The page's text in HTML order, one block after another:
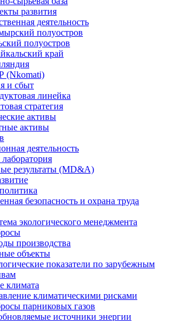
развития
деятельность
полуостров
полуостров
край
(Nkomati)
и сбыт
линейка
стратегия
активы
активы
деятельность
результаты (MD&A)
безопасность и охрана труда
экологического менеджмента
производства
объекты
показатели по зарубежным
климата
климатическими рисками
парниковых газов
источники энергии